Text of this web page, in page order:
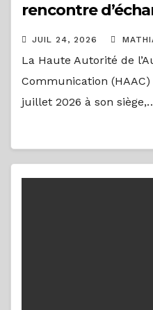
rencontre
régulation de la
numérique
JUIL 24, 2026
La Haute Autorité de
Communication
juillet 2026 à son